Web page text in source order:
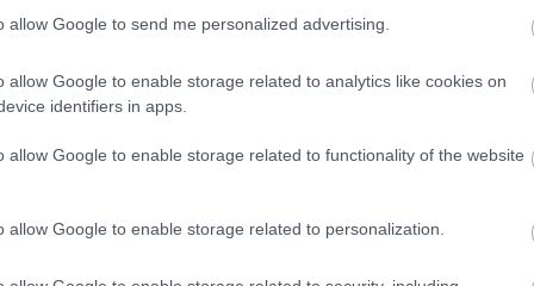
allow Google to send me personalized advertising.
allow Google to enable storage related to analytics like cookies on
identifiers in apps.
allow Google to enable storage related to functionality of the website
allow Google to enable storage related to personalization.
jövőre Dovizioso csapattársa lehetett volna,
Cal Crutchlow szintúgy, de szerinte senki
fognak elveszíteni, de ez nem jelenti azt,
teljesítményt nyújtott az évek során
veszítünk el ezzel, valamint egy jó
a helyére valakit, aki ugyanolyan
szóba hozott Crutchlow akár magára is